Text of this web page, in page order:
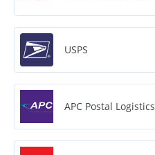
USPS
APC Postal Logistics